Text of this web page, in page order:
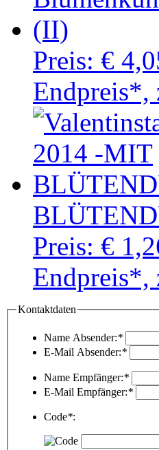
Preis: €
Endpreis*,
Preis: €
Endpreis*,
Kontaktdaten
Name Absender:*
E-Mail Absender:*
Name Empfänger:*
E-Mail Empfänger:*
Code*: